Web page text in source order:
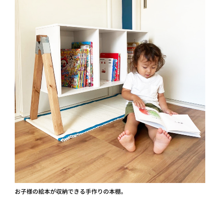
お子様の絵本が収納できる手作りの本棚。